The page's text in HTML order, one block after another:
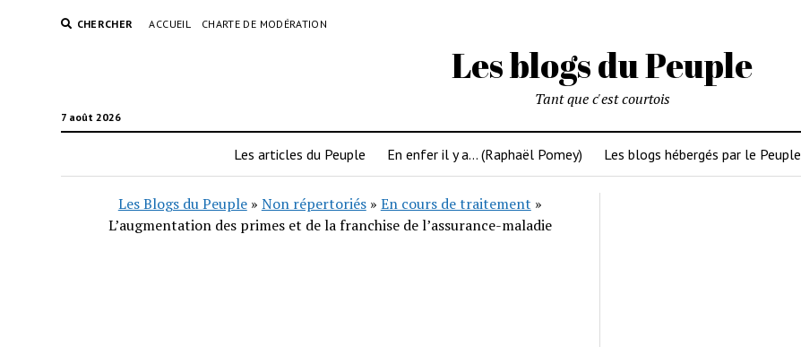
CHERCHER ACCUEIL CHARTE DE MODÉRATION
Les blogs du Peuple
7 août 2026
Tant que c'est courtois
Les articles du Peuple En enfer il y a… (Raphaël Pomey) Les blogs hébergés par le Peuple
Les Blogs du Peuple» Non répertoriés» En cours de traitement »
L’augmentation des primes et de la franchise de l’assurance-maladie